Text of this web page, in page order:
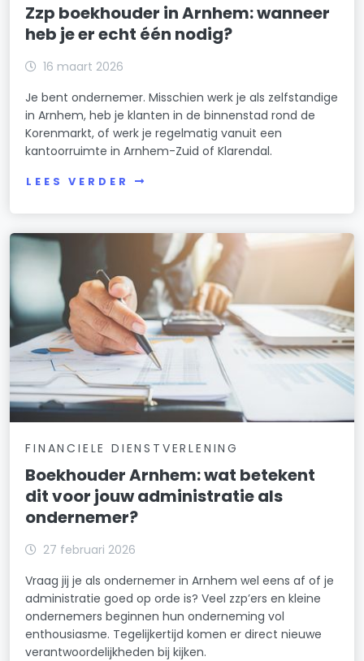
Zzp boekhouder in Arnhem: wanneer
heb je er echt één nodig?
16 maart 2026
Je bent ondernemer. Misschien werk je als zelfstandige
in Arnhem, heb je klanten in de binnenstad rond de
Korenmarkt, of werk je regelmatig vanuit een
kantoorruimte in Arnhem-Zuid of Klarendal.
LEES VERDER
FINANCIELE DIENSTVERLENING
Boekhouder Arnhem: wat betekent
dit voor jouw administratie als
ondernemer?
27 februari 2026
Vraag jij je als ondernemer in Arnhem wel eens af of je
administratie goed op orde is? Veel zzp’ers en kleine
ondernemers beginnen hun onderneming vol
enthousiasme. Tegelijkertijd komen er direct nieuwe
verantwoordelijkheden bij kijken.